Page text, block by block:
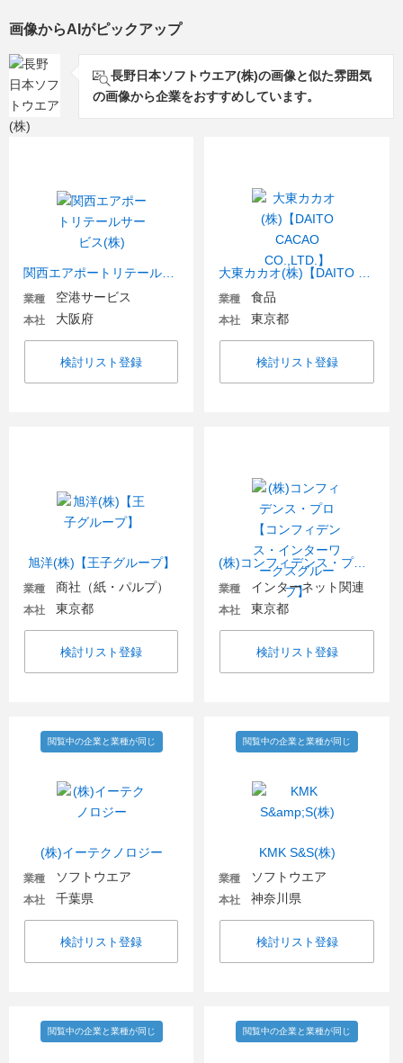
画像からAIがピックアップ
長野日本ソフトウエア(株)の画像と似た雰囲気
の画像から企業をおすすめしています。
業種 空港サービス
本社 大阪府
検討リスト登録
業種 食品
本社 東京都
検討リスト登録
旭洋(株)【王子グループ】
業種 商社（紙・パルプ）
本社 東京都
検討リスト登録
(株)コンフィデンス・プロ【コンフィデンス・インターワークスグループ】
業種 インターネット関連
本社 東京都
検討リスト登録
(株)イーテクノロジー
閲覧中の企業と業種が同じ
業種 ソフトウエア
本社 千葉県
検討リスト登録
KMK S&S(株)
閲覧中の企業と業種が同じ
業種 ソフトウエア
本社 神奈川県
検討リスト登録
閲覧中の企業と業種が同じ 閲覧中の企業と業種が同じ